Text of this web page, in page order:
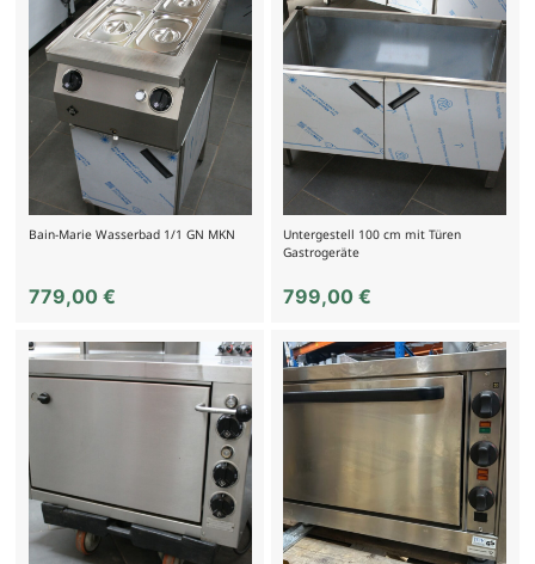
Bain-Marie Wasserbad 1/1 GN MKN
779,00 €
Untergestell 100 cm mit Türen
Gastrogeräte
799,00€